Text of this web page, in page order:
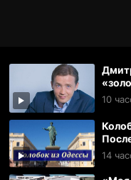
10
14